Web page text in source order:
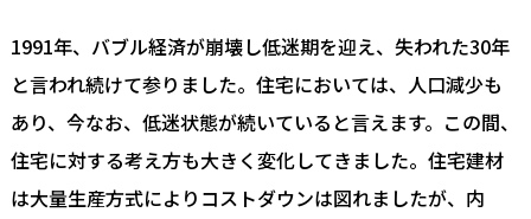
1991年、バブル経済が崩壊し低迷期を迎え、失われた30年
と言われ続けて参りました。住宅においては、人口減少も
あり、今なお、低迷状態が続いていると言えます。この間、
住宅に対する考え方も大きく変化してきました。住宅建材
は大量生産方式によりコストダウンは図れましたが、内